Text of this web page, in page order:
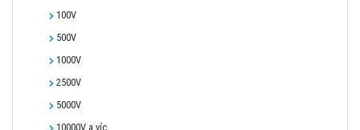
100V
500V
1000V
2500V
5000V
10000V a víc